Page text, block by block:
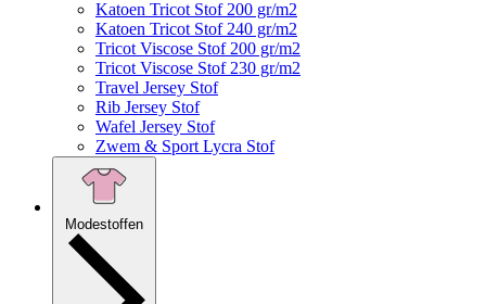
Katoen Tricot Stof 200 gr/m2
Katoen Tricot Stof 240 gr/m2
Tricot Viscose Stof 200 gr/m2
Tricot Viscose Stof 230 gr/m2
Travel Jersey Stof
Rib Jersey Stof
Wafel Jersey Stof
Zwem & Sport Lycra Stof
Modestoffen